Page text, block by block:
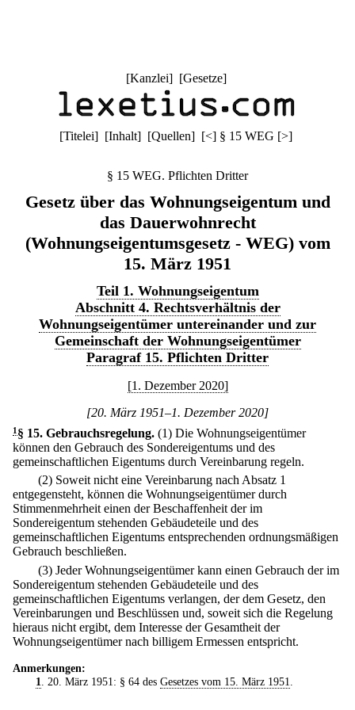
[Kanzlei] [Gesetze]
[Titelei] [Inhalt] [Quellen] [<] § 15 WEG [>]
§ 15 WEG. Pflichten Dritter
Gesetz über das Wohnungseigentum und
das Dauerwohnrecht
(Wohnungseigentumsgesetz - WEG) vom
15. März 1951
Teil 1. Wohnungseigentum
Abschnitt 4. Rechtsverhältnis der
Wohnungseigentümer untereinander und zur
Gemeinschaft der Wohnungseigentümer
Paragraf 15. Pflichten Dritter
[1. Dezember 2020]
[20. März 1951–1. Dezember 2020]
1 § 15. Gebrauchsregelung. (1) Die Wohnungseigentümer
können den Gebrauch des Sondereigentums und des
gemeinschaftlichen Eigentums durch Vereinbarung regeln.
(2) Soweit nicht eine Vereinbarung nach Absatz 1
entgegensteht, können die Wohnungseigentümer durch
Stimmenmehrheit einen der Beschaffenheit der im
Sondereigentum stehenden Gebäudeteile und des
gemeinschaftlichen Eigentums entsprechenden ordnungsmäßigen
Gebrauch beschließen.
(3) Jeder Wohnungseigentümer kann einen Gebrauch der im
Sondereigentum stehenden Gebäudeteile und des
gemeinschaftlichen Eigentums verlangen, der dem Gesetz, den
Vereinbarungen und Beschlüssen und, soweit sich die Regelung
hieraus nicht ergibt, dem Interesse der Gesamtheit der
Wohnungseigentümer nach billigem Ermessen entspricht.
Anmerkungen:
1
. 20. März 1951: § 64 des Gesetzes vom 15. März 1951